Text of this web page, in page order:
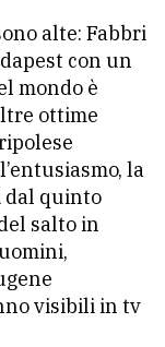
alte: Fabbri
con un
mondo è
ottime
la
dal quinto
salto in
visibili in tv